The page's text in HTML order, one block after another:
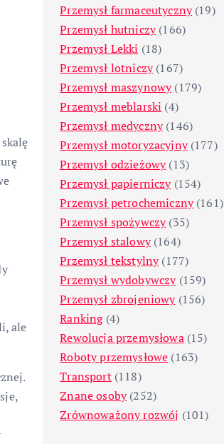
ale
Przemysł farmaceutyczny(19)
Przemysł hutniczy(166)
Przemysł Lekki (18)
Przemysł lotniczy(167)
Przemysł maszynowy(179)
Przemysł meblarski (4)
Przemysł medyczny(146)
Przemysł motoryzacyjny(177)
Przemysł odzieżowy(13)
Przemysł papierniczy(154)
Przemysł petrochemiczny(161)
Przemysł spożywczy(35)
Przemysł stalowy(164)
Przemysł tekstylny(177)
Przemysł wydobywczy(159)
Przemysł zbrojeniowy(156)
Ranking(4)
Rewolucja przemysłowa(15)
Roboty przemysłowe (163)
Transport(118)
Znane osoby(252)
Zrównoważony rozwój (101)